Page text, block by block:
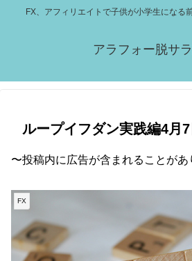
FX、アフィリエイトで子供が小学生になる
アラフォー脱サ
ループイフダン実践編4月7
〜投稿内に広告が含まれることがあ
FX